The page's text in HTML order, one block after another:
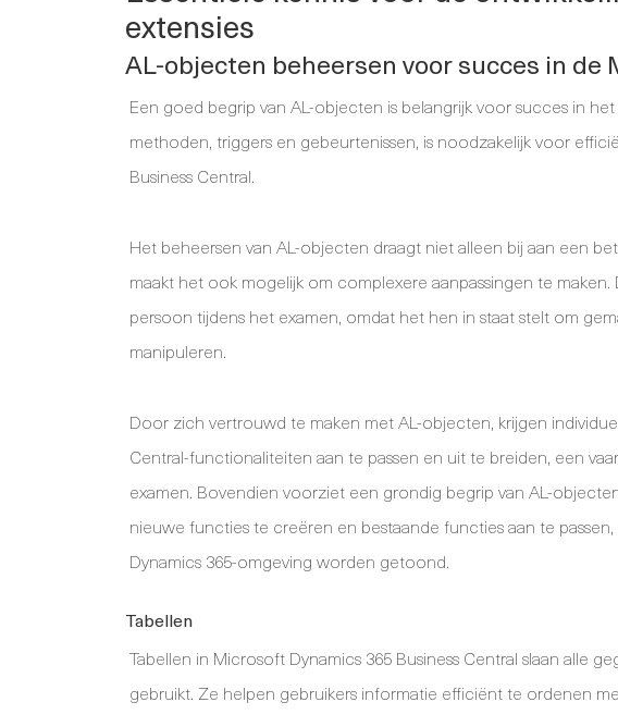
extensies
AL-objecten beheersen voor succes in de
Een goed begrip van AL-objecten is belangrijk voor succes in
methoden, triggers en gebeurtenissen, is noodzakelijk voor
Business Central.
Het beheersen van AL-objecten draagt niet alleen bij aan een
maakt het ook mogelijk om complexere aanpassingen te
persoon tijdens het examen, omdat het hen in staat stelt om
manipuleren.
Door zich vertrouwd te maken met AL-objecten, krijgen
Central-functionaliteiten aan te passen en uit te breiden, een
examen. Bovendien voorziet een grondig begrip van AL-
nieuwe functies te creëren en bestaande functies aan te
Dynamics 365-omgeving worden getoond.
Tabellen
Tabellen in Microsoft Dynamics 365 Business Central slaan alle
gebruikt. Ze helpen gebruikers informatie efficiënt te ordenen